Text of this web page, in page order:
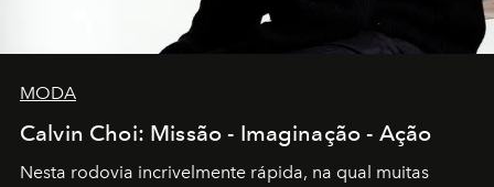
MODA
Calvin Choi: Missão - Imaginação - Ação
Nesta rodovia incrivelmente rápida, na qual muitas